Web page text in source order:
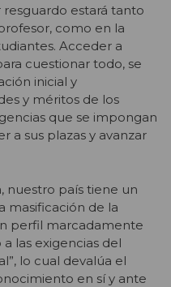
estará tanto
como en la
Acceder a
cuestionar todo, se
inicial y
y méritos de los
que se impongan
a sus plazas y avanzar
nuestro país tiene un
masificación de la
perfil marcadamente
las exigencias del
lo cual devalúa el
en sí y ante